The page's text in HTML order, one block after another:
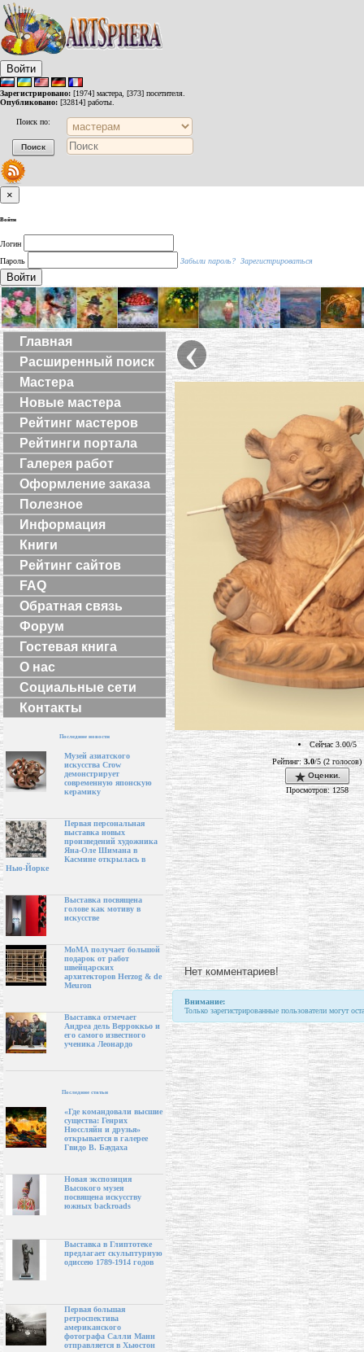
Войти
Зарегистрировано: [1974] мастера, [373] посетителя.
Опубликовано: [32814] работы.
Поиск по:
×
Войти
Логин
Пароль
Забыли пароль? Зарегистрироваться
Войти
Главная
Расширенный поиск
Мастера
Новые мастера
Рейтинг мастеров
Рейтинги портала
Галерея работ
Оформление заказа
Полезное
Информация
Книги
Рейтинг сайтов
FAQ
Обратная связь
Форум
Гостевая книга
О нас
Социальные сети
Контакты
Последние новости
Музей азиатского
искусства Crow
демонстрирует
современную японскую
керамику
Первая персональная
выставка новых
произведений художника
Яна-Оле Шимана в
Касмине открылась в
Нью-Йорке
Выставка посвящена
голове как мотиву в
искусстве
МоМА получает большой
подарок от работ
швейцарских
архитекторов Herzog & de
Meuron
Выставка отмечает
Андреа дель Верроккьо и
его самого известного
ученика Леонардо
Последние статьи
«Где командовали высшие
существа: Генрих
Нюссляйн и друзья»
открывается в галерее
Гвидо В. Баудаха
Новая экспозиция
Высокого музея
посвящена искусству
южных backroads
Выставка в Глиптотеке
предлагает скульптурную
одиссею 1789-1914 годов
Первая большая
ретроспектива
американского
фотографа Салли Манн
отправляется в Хьюстон
‹
Сейчас 3.00/5
Рейтинг: 3.0/5 (2 голосов)
Оценки.
Просмотров: 1258
Нет комментариев!
Внимание:
Только зарегистрированные пользователи могут